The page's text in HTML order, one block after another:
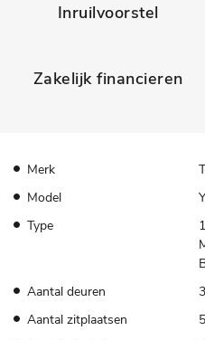
Inruilvoorstel
Zakelijk financieren
Merk
Model
Type
Aantal deuren
3
Aantal zitplaatsen
5